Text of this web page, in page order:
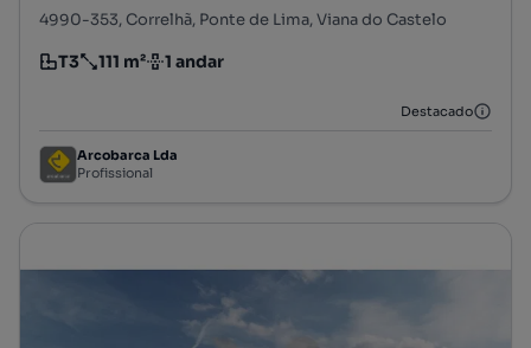
4990-353, Correlhã, Ponte de Lima, Viana do Castelo
Tipologia
T3
Preço por metro quadrado
111 m²
Andar 1 andar
Destacado
Arcobarca Lda
Profissional